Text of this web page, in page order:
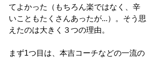
てよかった（もちろん楽ではなく、辛
いこともたくさんあったが...）。そう思
えたのは大きく３つの理由。
まず1つ目は、本吉コーチなどの一流の